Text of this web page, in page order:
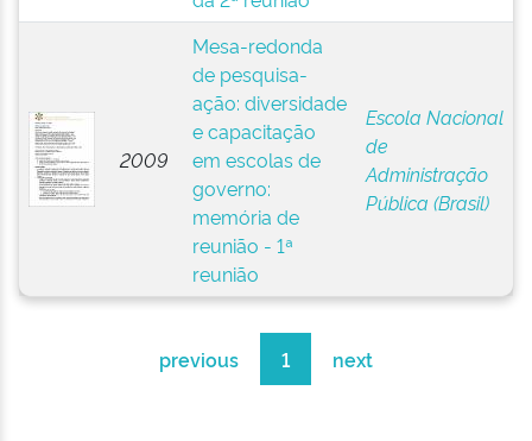
2009
Mesa-redonda
de pesquisa-
ação: diversidade
e capacitação
em escolas de
governo:
memória de
reunião - 1ª
reunião
Escola Nacional
de
Administração
Pública (Brasil)
previous 1 next